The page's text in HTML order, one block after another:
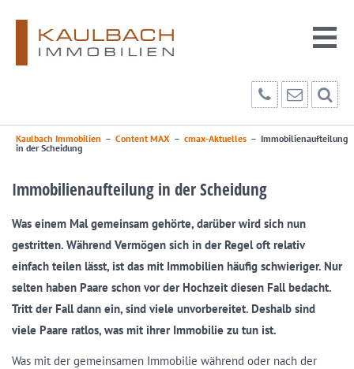
Kaulbach Immobilien – Content MAX – cmax-Aktuelles – Immobilienaufteilung
in der Scheidung
Immobilienaufteilung in der Scheidung
Was einem Mal gemeinsam gehörte, darüber wird sich nun
gestritten. Während Vermögen sich in der Regel oft relativ
einfach teilen lässt, ist das mit Immobilien häufig schwieriger. Nur
selten haben Paare schon vor der Hochzeit diesen Fall bedacht.
Tritt der Fall dann ein, sind viele unvorbereitet. Deshalb sind
viele Paare ratlos, was mit ihrer Immobilie zu tun ist.
Was mit der gemeinsamen Immobilie während oder nach der